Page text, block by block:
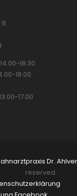
18.30
18.00
17.00
Dr.
reserved.